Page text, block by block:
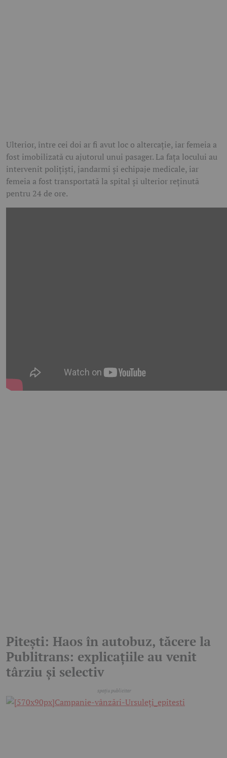
Ulterior, între cei doi ar fi avut loc o altercație, iar femeia a
fost imobilizată cu ajutorul unui pasager. La fața locului au
intervenit polițiști, jandarmi și echipaje medicale, iar
femeia a fost transportată la spital și ulterior reținută
pentru 24 de ore.
Pitești: Haos în autobuz, tăcere la
Publitrans: explicațiile au venit
târziu și selectiv